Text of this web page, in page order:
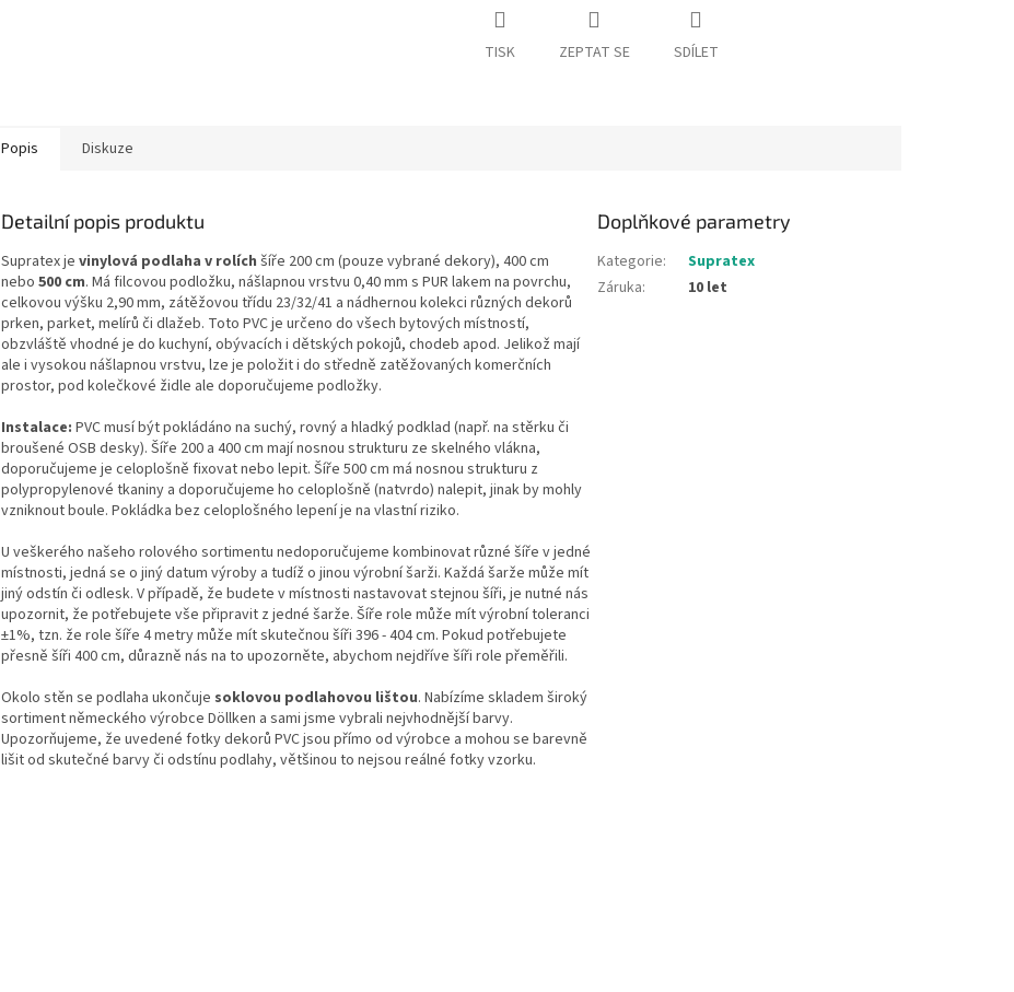
TISK ZEPTAT SE SDÍLET
Popis Diskuze
Detailní popis produktu
Supratex je vinylová podlaha v rolích šíře 200 cm (pouze vybrané dekory), 400 cm
nebo 500 cm. Má filcovou podložku, nášlapnou vrstvu 0,40 mm s PUR lakem na povrchu,
celkovou výšku 2,90 mm, zátěžovou třídu 23/32/41 a nádhernou kolekci různých dekorů
prken, parket, melírů či dlažeb. Toto PVC je určeno do všech bytových místností,
obzvláště vhodné je do kuchyní, obývacích i dětských pokojů, chodeb apod. Jelikož mají
ale i vysokou nášlapnou vrstvu, lze je položit i do středně zatěžovaných komerčních
prostor, pod kolečkové židle ale doporučujeme podložky.
Instalace: PVC musí být pokládáno na suchý, rovný a hladký podklad (např. na stěrku či
broušené OSB desky). Šíře 200 a 400 cm mají nosnou strukturu ze skelného vlákna,
doporučujeme je celoplošně fixovat nebo lepit. Šíře 500 cm má nosnou strukturu z
polypropylenové tkaniny a doporučujeme ho celoplošně (natvrdo) nalepit, jinak by mohly
vzniknout boule. Pokládka bez celoplošného lepení je na vlastní riziko.
U veškerého našeho rolového sortimentu nedoporučujeme kombinovat různé šíře v jedné
místnosti, jedná se o jiný datum výroby a tudíž o jinou výrobní šarži. Každá šarže může mít
jiný odstín či odlesk. V případě, že budete v místnosti nastavovat stejnou šíři, je nutné nás
upozornit, že potřebujete vše připravit z jedné šarže. Šíře role může mít výrobní toleranci
±1%, tzn. že role šíře 4 metry může mít skutečnou šíři 396 - 404 cm. Pokud potřebujete
přesně šíři 400 cm, důrazně nás na to upozorněte, abychom nejdříve šíři role přeměřili.
Okolo stěn se podlaha ukončuje soklovou podlahovou lištou. Nabízíme skladem široký
sortiment německého výrobce Döllken a sami jsme vybrali nejvhodnější barvy.
Upozorňujeme, že uvedené fotky dekorů PVC jsou přímo od výrobce a mohou se barevně
lišit od skutečné barvy či odstínu podlahy, většinou to nejsou reálné fotky vzorku.
Doplňkové parametry
Kategorie:
Supratex
Záruka: 10 let